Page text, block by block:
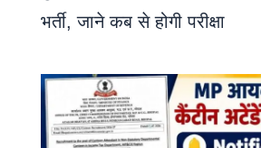
भर्ती, जाने कब से होगी परीक्षा